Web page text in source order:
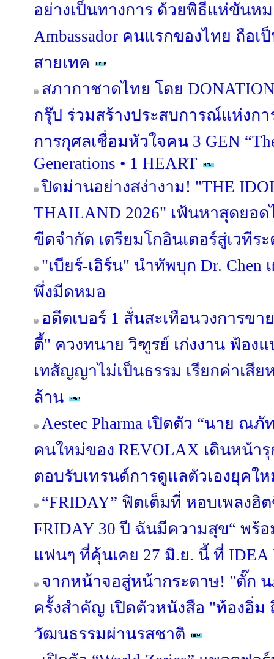
อย่างเป็นทางการ ด้วยพิธีแห่ขันห
Ambassador คนแรกของไทย ถือ
สายเทค
สภากาชาดไทย โดย
กรุ๊ป ร่วมสร้างประสบการณ์แห่งก
การกุศลเชื่อมหัวใจคน 3 GEN
Generations • 1 HEART
ปิดม่านอย่างสง่างาม! "THE
THAILAND 2026" เฟ้นหาสุดยอ
ขีดจำกัด เตรียมโกอินเตอร์สู่เวทีร
"เบียร์-เอิร์น" นำทัพบุก Dr. Chen
พึ่งมีดหมอ
อดีตเบอร์ 1 สั่นสะเทือนวงการข
ตี้" ควงทนาย วิฑูรย์ เก่งงาน ฟ้อง
เทสัญญาไม่เป็นธรรม เรียกค่าเสี
ล้าน
Aestec Pharma เปิดตัว “นาย ณภั
คนใหม่ของ REVOLAX เดินหน้า
ตอบรับเทรนด์การดูแลตัวเองยุคใ
“FRIDAY” ฟิตเต็มที่ หอบเพลงฮิ
FRIDAY 30 ปี ฉันมีความสุข“ พร้
แฟนๆ ที่คุ้นเคย 27 มิ.ย. นี้ ที่ IDEA
จากหน้าจอสู่หน้ากระดาษ! "ตั๊ก
ครั้งสำคัญ เปิดตัวหนังสือ "ท้องอิ่ม
วัฒนธรรมผ่านรสชาติ